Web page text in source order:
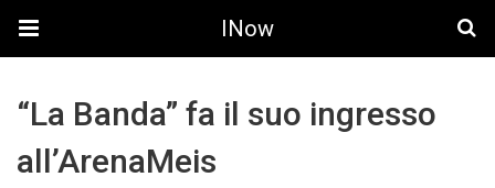
INow
“La Banda” fa il suo ingresso
all’ArenaMeis